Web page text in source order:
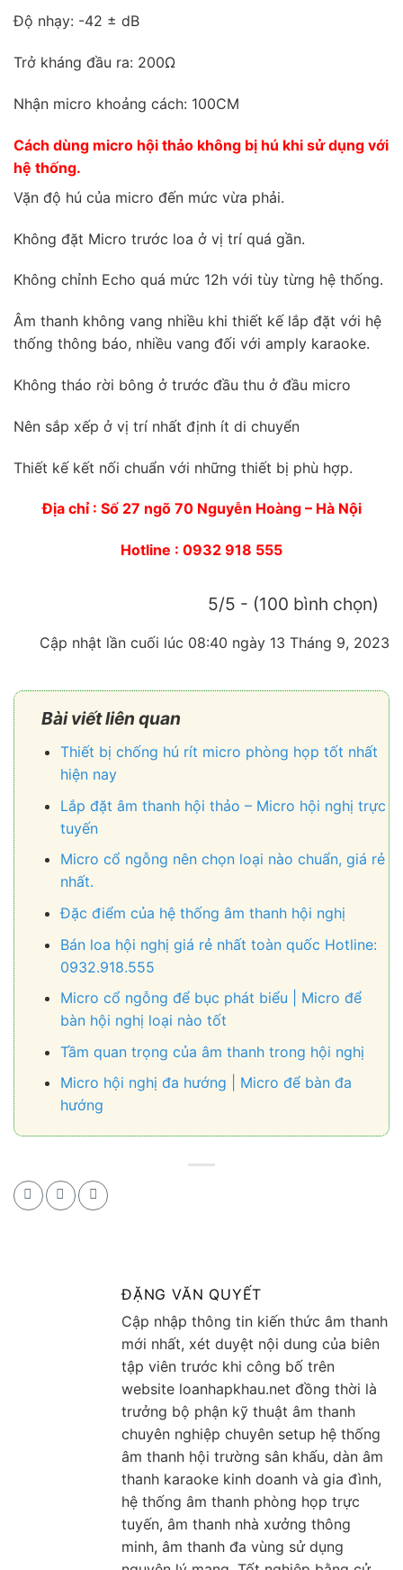
Độ nhạy: -42 ± dB
Trở kháng đầu ra: 200Ω
Nhận micro khoảng cách: 100CM
Cách dùng micro hội thảo không bị hú khi sử dụng với
hệ thống.
Vặn độ hú của micro đến mức vừa phải.
Không đặt Micro trước loa ở vị trí quá gần.
Không chỉnh Echo quá mức 12h với tùy từng hệ thống.
Âm thanh không vang nhiều khi thiết kế lắp đặt với hệ
thống thông báo, nhiều vang đối với amply karaoke.
Không tháo rời bông ở trước đầu thu ở đầu micro
Nên sắp xếp ở vị trí nhất định ít di chuyển
Thiết kế kết nối chuẩn với những thiết bị phù hợp.
Địa chỉ : Số 27 ngõ 70 Nguyễn Hoàng – Hà Nội
Hotline : 0932 918 555
5/5 - (100 bình chọn)
Cập nhật lần cuối lúc 08:40 ngày 13 Tháng 9, 2023
Bài viết liên quan
Thiết bị chống hú rít micro phòng họp tốt nhất
hiện nay
Lắp đặt âm thanh hội thảo – Micro hội nghị trực
tuyến
Micro cổ ngỗng nên chọn loại nào chuẩn, giá rẻ
nhất.
Đặc điểm của hệ thống âm thanh hội nghị
Bán loa hội nghị giá rẻ nhất toàn quốc Hotline:
0932.918.555
Micro cổ ngỗng để bục phát biểu | Micro để
bàn hội nghị loại nào tốt
Tầm quan trọng của âm thanh trong hội nghị
Micro hội nghị đa hướng | Micro để bàn đa
hướng
ĐẶNG VĂN QUYẾT
Cập nhập thông tin kiến thức âm thanh
mới nhất, xét duyệt nội dung của biên
tập viên trước khi công bố trên
website loanhapkhau.net đồng thời là
trưởng bộ phận kỹ thuật âm thanh
chuyên nghiệp chuyên setup hệ thống
âm thanh hội trường sân khấu, dàn âm
thanh karaoke kinh doanh và gia đình,
hệ thống âm thanh phòng họp trực
tuyến, âm thanh nhà xưởng thông
minh, âm thanh đa vùng sử dụng